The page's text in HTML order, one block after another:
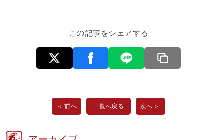
この記事をシェアする
＜ 前へ 一覧へ戻る 次へ ＞